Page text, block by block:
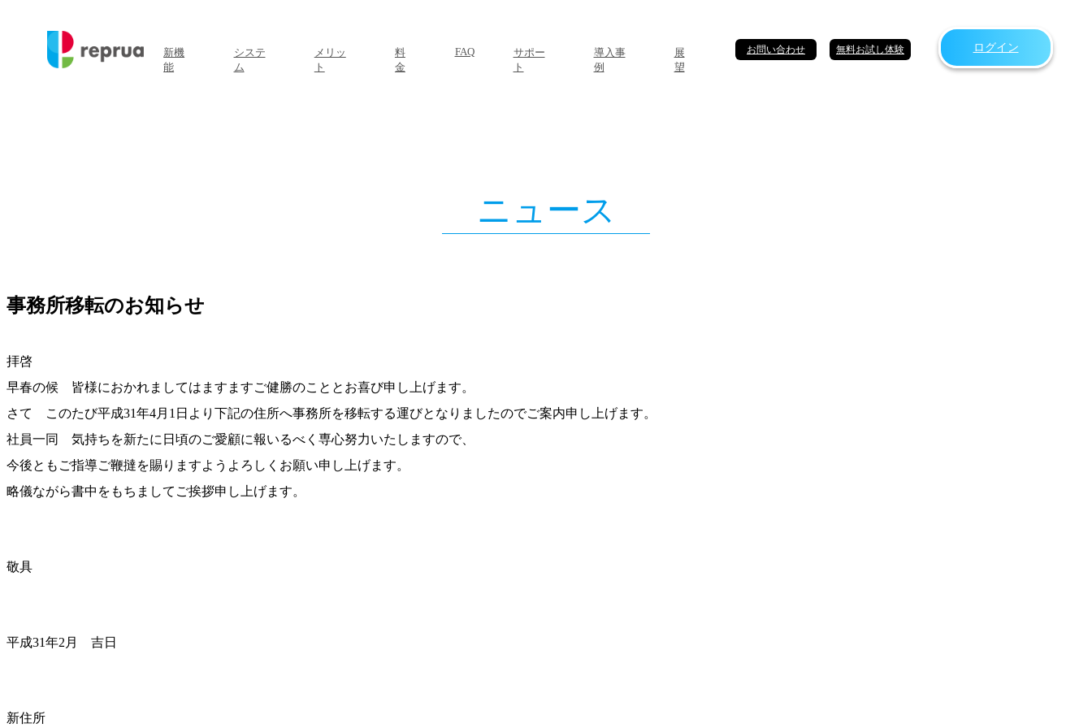
新機
能
システ
ム
メリッ
ト
料
金
FAQ
サポー
ト
導入事
例
展
望
お問い合わせ 無料お試し体験 ログイン
ニュース
事務所移転のお知らせ
拝啓
早春の候 皆様におかれましてはますますご健勝のこととお喜び申し上げます。
さて このたび平成31年4月1日より下記の住所へ事務所を移転する運びとなりましたのでご案内申し上げます。
社員一同 気持ちを新たに日頃のご愛顧に報いるべく専心努力いたしますので、
今後ともご指導ご鞭撻を賜りますようよろしくお願い申し上げます。
略儀ながら書中をもちましてご挨拶申し上げます。
敬具
平成31年2月 吉日
新住所